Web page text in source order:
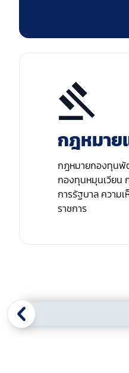
กฎหมาย
กฎหมายกองทุนพั
กองทุนหมุนเวียน
การรัฐบาล ความ
ราชการ